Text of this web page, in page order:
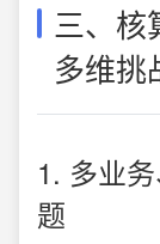
三、核
多维挑
1. 多业
题